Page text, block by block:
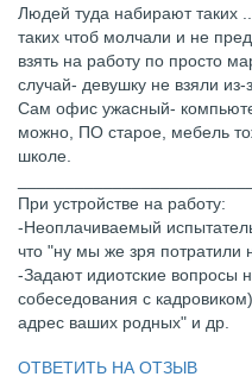
Людей туда набирают таких
таких чтоб молчали и не
взять на работу по просто
случай- девушку не взяли из-
Сам офис ужасный-
можно, ПО старое, мебель
школе.
При устройстве на работу:
-Неоплачиваемый
что "ну мы же зря потратили
-Задают идиотские вопросы
собеседования с
адрес ваших родных" и др.
ОТВЕТИТЬ НА ОТЗЫВ